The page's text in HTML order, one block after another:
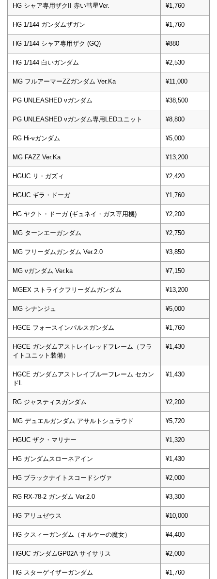
HG シャア専用ザクII 赤い彗星Ver. ¥1,760
HG 1/144 ガンダムザガン ¥1,760
HG 1/144 シャア専用ザク (GQ) ¥880
HG 1/144 白いガンダム ¥2,530
MG フルアーマーZZガンダム Ver.Ka ¥11,000
PG UNLEASHED νガンダム ¥38,500
PG UNLEASHED νガンダム専用LEDユニット ¥8,800
RG Hi-νガンダム ¥5,000
MG FAZZ Ver.Ka ¥13,200
HGUC リ・ガズィ ¥2,420
HGUC ギラ・ドーガ ¥1,760
HG ヤクト・ドーガ (ギュネイ・ガス専用機) ¥2,200
MG ターンエーガンダム ¥2,750
MG フリーダムガンダム Ver.2.0 ¥3,850
MG νガンダム Ver.ka ¥7,150
MGEX ストライクフリーダムガンダム ¥13,200
MG シナンジュ ¥5,000
HGCE フォースインパルスガンダム ¥1,760
HGCE ガンダムアストレイレッドフレーム（フラ
イトユニット装備）
¥1,430
HGCE ガンダムアストレイブルーフレーム セカン
ドL
¥1,430
RG ジャスティスガンダム ¥2,200
MG デュエルガンダム アサルトシュラウド ¥5,720
HGUC ザク・マリナー ¥1,320
HG ガンダムスローネアイン ¥1,430
HG ブラックナイトスコードシヴァ ¥2,000
RG RX-78-2 ガンダム Ver.2.0 ¥3,300
HG アリュゼウス ¥10,000
HG クスィーガンダム（キルケーの魔女） ¥4,400
HGUC ガンダムGP02A サイサリス ¥2,000
HG スターゲイザーガンダム ¥1,760